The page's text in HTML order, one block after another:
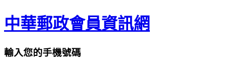
中華郵政會員資訊網
輸入您的手機號碼